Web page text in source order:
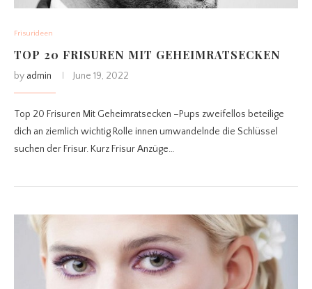
Frisurideen
TOP 20 FRISUREN MIT GEHEIMRATSECKEN
by admin June 19, 2022
Top 20 Frisuren Mit Geheimratsecken –Pups zweifellos beteilige
dich an ziemlich wichtig Rolle innen umwandelnde die Schlüssel
suchen der Frisur. Kurz Frisur Anzüge…